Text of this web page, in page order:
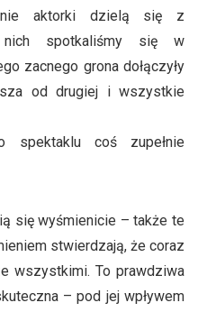
aktorki dzielą się z
nich spotkaliśmy się w
zacnego grona dołączyły
od drugiej i wszystkie
coś zupełnie
się wyśmienicie – także te
stwierdzają, że coraz
wszystkimi. To prawdziwa
– pod jej wpływem